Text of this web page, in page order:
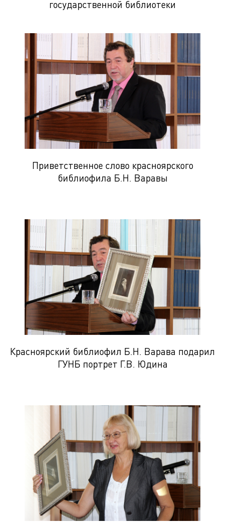
государственной библиотеки
Приветственное слово красноярского
библиофила Б.Н. Варавы
Красноярский библиофил Б.Н. Варава подарил
ГУНБ портрет Г.В. Юдина